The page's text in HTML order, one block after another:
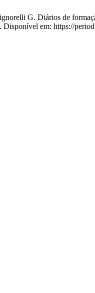
G. Diários de
em: https://